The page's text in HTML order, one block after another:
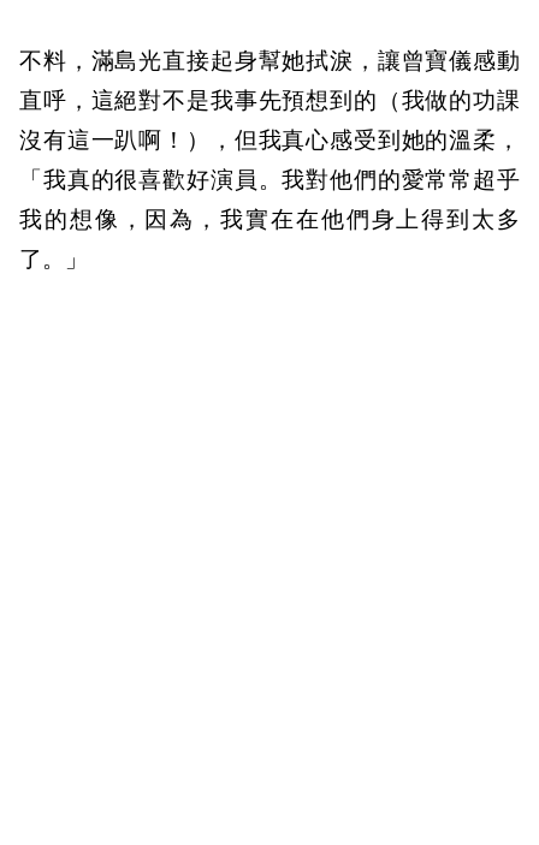
不料，滿島光直接起身幫她拭淚，讓曾寶儀感動
直呼，這絕對不是我事先預想到的（我做的功課
沒有這一趴啊！），但我真心感受到她的溫柔，
「我真的很喜歡好演員。我對他們的愛常常超乎
我的想像，因為，我實在在他們身上得到太多
了。」